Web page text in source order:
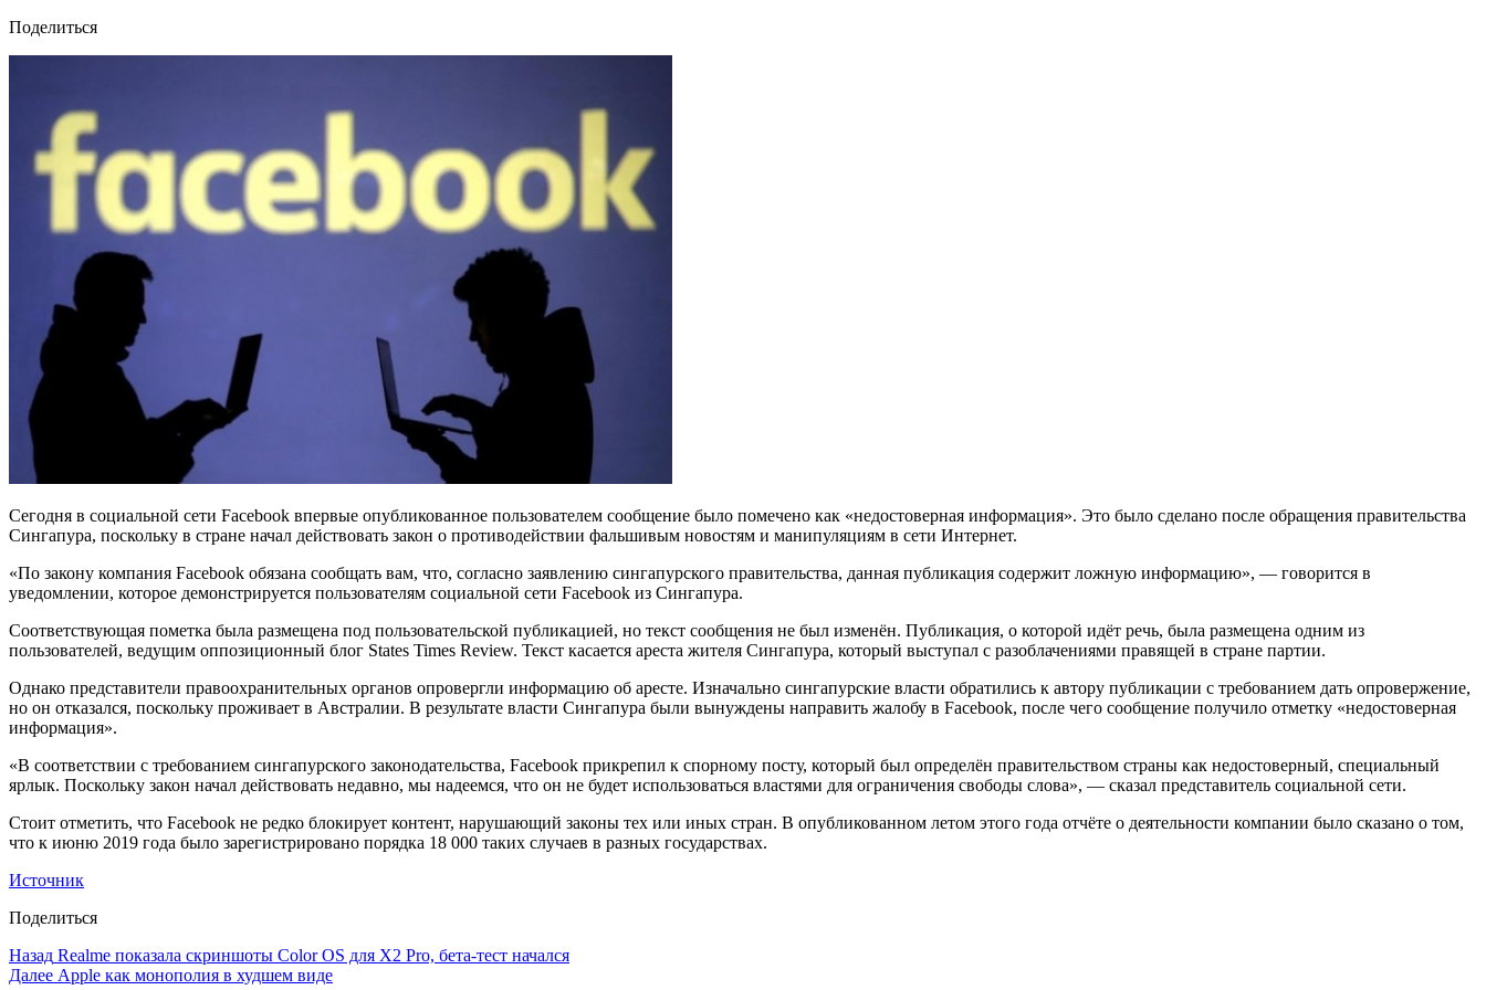
Поделиться
Сегодня в социальной сети Facebook впервые опубликованное пользователем сообщение было помечено как «недостоверная информация». Это было сделано после обращения правительства
Сингапура, поскольку в стране начал действовать закон о противодействии фальшивым новостям и манипуляциям в сети Интернет.
«По закону компания Facebook обязана сообщать вам, что, согласно заявлению сингапурского правительства, данная публикация содержит ложную информацию», — говорится в
уведомлении, которое демонстрируется пользователям социальной сети Facebook из Сингапура.
Соответствующая пометка была размещена под пользовательской публикацией, но текст сообщения не был изменён. Публикация, о которой идёт речь, была размещена одним из
пользователей, ведущим оппозиционный блог States Times Review. Текст касается ареста жителя Сингапура, который выступал с разоблачениями правящей в стране партии.
Однако представители правоохранительных органов опровергли информацию об аресте. Изначально сингапурские власти обратились к автору публикации с требованием дать опровержение,
но он отказался, поскольку проживает в Австралии. В результате власти Сингапура были вынуждены направить жалобу в Facebook, после чего сообщение получило отметку «недостоверная
информация».
«В соответствии с требованием сингапурского законодательства, Facebook прикрепил к спорному посту, который был определён правительством страны как недостоверный, специальный
ярлык. Поскольку закон начал действовать недавно, мы надеемся, что он не будет использоваться властями для ограничения свободы слова», — сказал представитель социальной сети.
Стоит отметить, что Facebook не редко блокирует контент, нарушающий законы тех или иных стран. В опубликованном летом этого года отчёте о деятельности компании было сказано о том,
что к июню 2019 года было зарегистрировано порядка 18 000 таких случаев в разных государствах.
Источник
Поделиться
Назад Realme показала скриншоты Color OS для Х2 Pro, бета-тест начался
Далее Apple как монополия в худшем виде